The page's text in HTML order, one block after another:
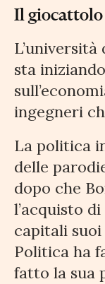
Il
sta
ingegneri
La politica
delle
dopo che
l’acquisto
capitali
Politica ha
fatto la sua